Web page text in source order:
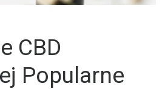
CBD
Popularne